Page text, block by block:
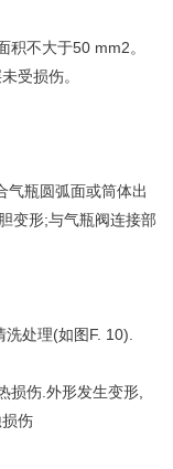
不大于50 mm2。
受损伤。
瓶圆弧面或筒体出
变形;与气瓶阀连接部
处理(如图F. 10).
损伤.外形发生变形,
伤